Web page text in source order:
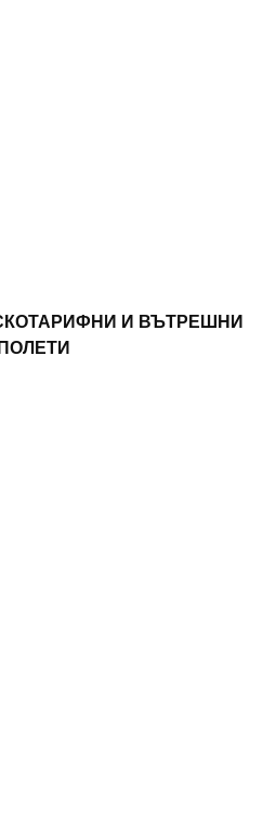
И ВЪТРЕШНИ
ПОЛЕТИ